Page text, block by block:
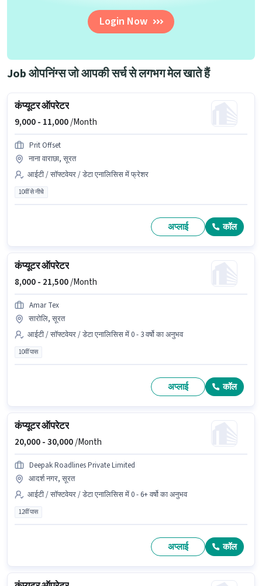
Login Now
Job ओपनिंग्स जो आपकी सर्च से लगभग मेल खाते हैं
कंप्यूटर ऑपरेटर
9,000 - 11,000/Month
Prit Offset
नाना वाराछा, सूरत
आईटी / सॉफ्टवेयर / डेटा एनालिसिस में फ्रेशर
10वीं से नीचे
अप्लाई कॉल
कंप्यूटर ऑपरेटर
8,000 - 21,500/Month
Amar Tex
सारोलि, सूरत
आईटी / सॉफ्टवेयर / डेटा एनालिसिस में 0 - 3 वर्षो का अनुभव
10वीं पास
अप्लाई कॉल
कंप्यूटर ऑपरेटर
20,000 -30,000/Month
Deepak Roadlines Private Limited
आदर्श नगर, सूरत
आईटी / सॉफ्टवेयर / डेटा एनालिसिस में 0 - 6+ वर्षो का अनुभव
12वीं पास
अप्लाई कॉल